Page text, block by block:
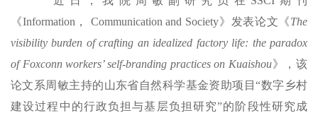
《Information， Communication and Society》发表论文《The
visibility burden of crafting an idealized factory life: the paradox
of Foxconn workers’ self-branding practices on Kuaishou》，该
论文系周敏主持的山东省自然科学基金资助项目“数字乡村
建设过程中的行政负担与基层负担研究”的阶段性研究成